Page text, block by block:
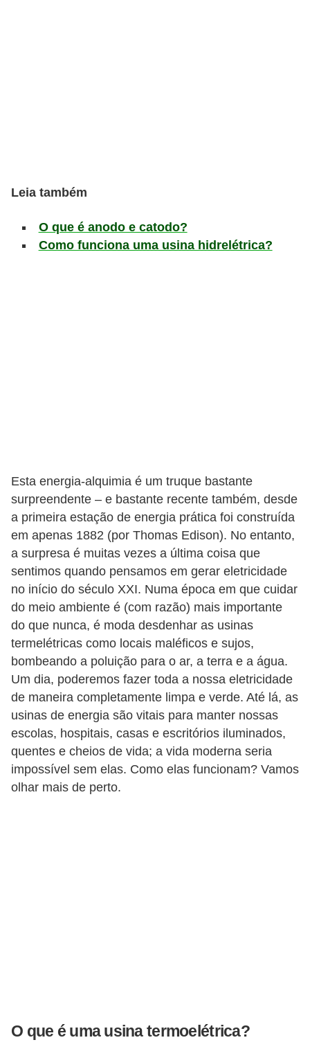
Leia também
O que é anodo e catodo?
Como funciona uma usina hidrelétrica?
Esta energia-alquimia é um truque bastante
surpreendente – e bastante recente também, desde
a primeira estação de energia prática foi construída
em apenas 1882 (por Thomas Edison). No entanto,
a surpresa é muitas vezes a última coisa que
sentimos quando pensamos em gerar eletricidade
no início do século XXI. Numa época em que cuidar
do meio ambiente é (com razão) mais importante
do que nunca, é moda desdenhar as usinas
termelétricas como locais maléficos e sujos,
bombeando a poluição para o ar, a terra e a água.
Um dia, poderemos fazer toda a nossa eletricidade
de maneira completamente limpa e verde. Até lá, as
usinas de energia são vitais para manter nossas
escolas, hospitais, casas e escritórios iluminados,
quentes e cheios de vida; a vida moderna seria
impossível sem elas. Como elas funcionam? Vamos
olhar mais de perto.
O que é uma usina termoelétrica?
d
d
e
h
s
t
ó
r
i
a
g
e
o
g
r
e